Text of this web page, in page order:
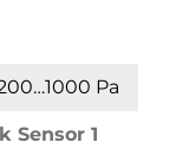
Pa
Sensor 1